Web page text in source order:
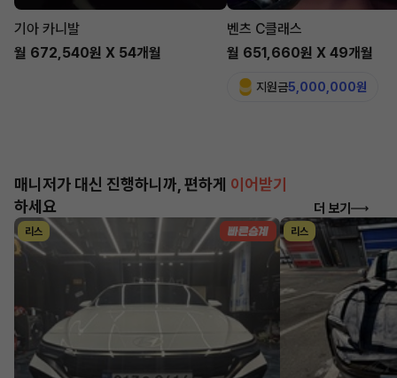
기아 카니발
월 672,540원 X 54개월
벤츠 C클래스
월 651,660원 X 49개월
지원금5,000,000원
매니저가 대신 진행하니까, 편하게 이어받기
하세요
더 보기
리스 리스